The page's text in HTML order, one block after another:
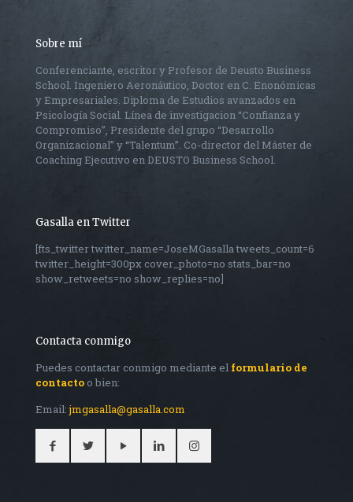
Sobre mí
Conferenciante, escritor y Profesor de Deusto Business
School. Ingeniero Aeronáutico, Doctor en C. Enonómicas
y Empresariales. Diploma de Estudios avanzados en
Psicología Social. Línea de investigacion “Confianza y
Compromiso”, Presidente del grupo “Desarrollo
Organizacional” y “Talentum”. Co-director del Máster de
Coaching Ejecutivo en DEUSTO Business School.
Gasalla en Twitter
[fts_twitter twitter_name=JoseMGasalla tweets_count=6
twitter_height=300px cover_photo=no stats_bar=no
show_retweets=no show_replies=no]
Contacta conmigo
Puedes contactar conmigo mediante el formulario de
contacto o bien:
Email:jmgasalla@gasalla.com